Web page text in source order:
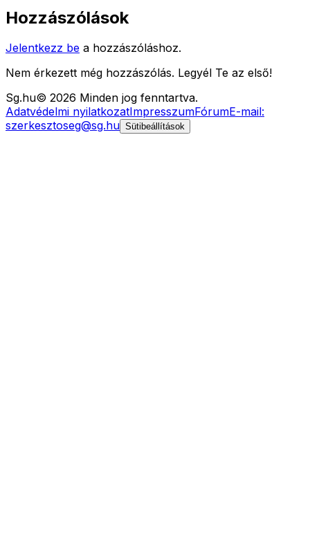
Hozzászólások
Jelentkezz be a hozzászóláshoz.
Nem érkezett még hozzászólás. Legyél Te az első!
Sg.hu© 2026 Minden jog fenntartva.
Adatvédelmi nyilatkozatImpresszumFórumE-mail:
szerkesztoseg@sg.hu Sütibeállítások